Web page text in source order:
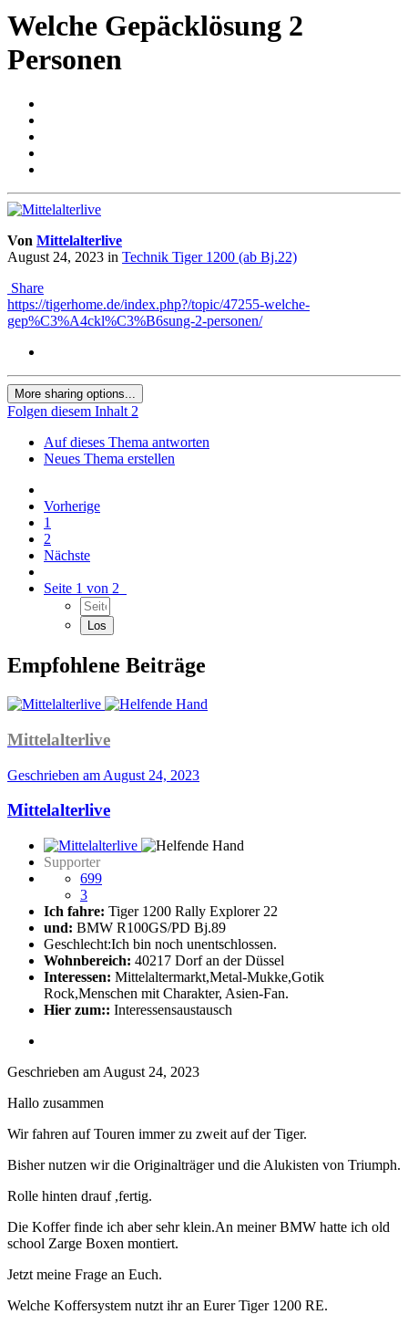
Welche Gepäcklösung 2
Personen
Von Mittelalterlive
August 24, 2023 in Technik Tiger 1200 (ab Bj.22)
Share
https://tigerhome.de/index.php?/topic/47255-welche-
gep%C3%A4ckl%C3%B6sung-2-personen/
More sharing options...
Folgen diesem Inhalt 2
Auf dieses Thema antworten
Neues Thema erstellen
Vorherige
1
2
Nächste
Seite 1 von 2
Empfohlene Beiträge
Mittelalterlive
Geschrieben am August 24, 2023
Mittelalterlive
Supporter
699
3
Ich fahre: Tiger 1200 Rally Explorer 22
und: BMW R100GS/PD Bj.89
Geschlecht:Ich bin noch unentschlossen.
Wohnbereich: 40217 Dorf an der Düssel
Interessen: Mittelaltermarkt,Metal-Mukke,Gotik
Rock,Menschen mit Charakter, Asien-Fan.
Hier zum:: Interessensaustausch
Geschrieben am August 24, 2023
Hallo zusammen
Wir fahren auf Touren immer zu zweit auf der Tiger.
Bisher nutzen wir die Originalträger und die Alukisten von Triumph.
Rolle hinten drauf ,fertig.
Die Koffer finde ich aber sehr klein.An meiner BMW hatte ich old
school Zarge Boxen montiert.
Jetzt meine Frage an Euch.
Welche Koffersystem nutzt ihr an Eurer Tiger 1200 RE.